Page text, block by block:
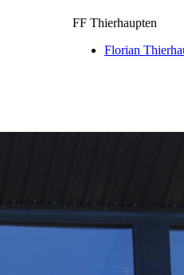
FF Thierhaupten
Florian